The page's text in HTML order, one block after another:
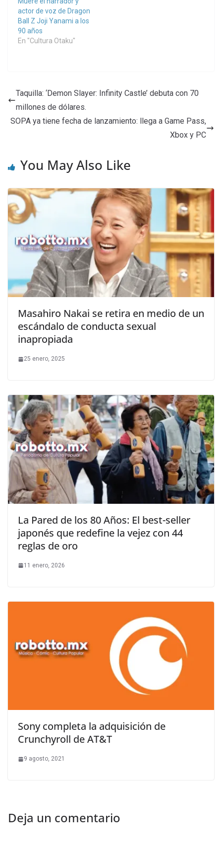
actor de voz de Dragon
Ball Z Joji Yanami a los
90 años
En "Cultura Otaku"
Taquilla: ‘Demon Slayer: Infinity Castle’ debuta con 70
millones de dólares.
SOPA ya tiene fecha de lanzamiento: llega a Game Pass,
Xbox y PC
You May Also Like
Masahiro Nakai se retira en medio de un
escándalo de conducta sexual
inapropiada
25 enero, 2025
La Pared de los 80 Años: El best-seller
japonés que redefine la vejez con 44
reglas de oro
11 enero, 2026
Sony completa la adquisición de
Crunchyroll de AT&T
9 agosto, 2021
Deja un comentario